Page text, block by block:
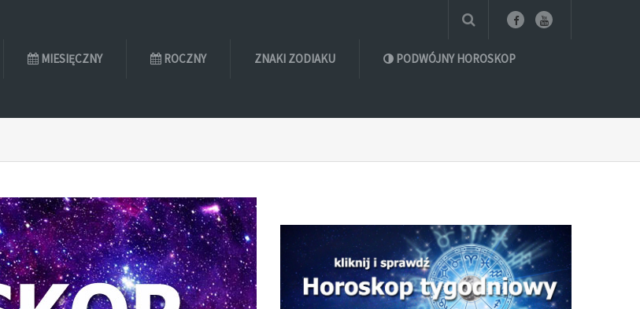
MIESIĘCZNY ROCZNY ZNAKI ZODIAKU PODWÓJNY HOROSKOP